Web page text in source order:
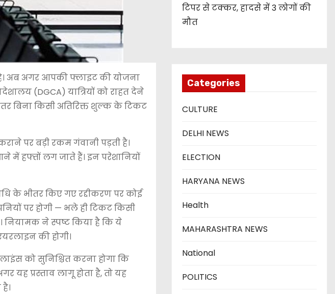
अब अगर आपकी फ्लाइट की योजना
(DGCA) यात्रियों को राहत देने
बिना किसी अतिरिक्त शुल्क के टिकट
पर बड़ी रकम गंवानी पड़ती है।
में हफ्तों लग जाते हैं। इन परेशानियों
के भीतर किए गए रद्दीकरण पर कोई
पर होगी — भले ही टिकट किसी
नियामक ने स्पष्ट किया है कि ये
की होगी।
को सुनिश्चित करना होगा कि
यह प्रस्ताव लागू होता है, तो यह
टिपर से टक्कर, हादसे में 3 लोगों की
मौत
Categories
CULTURE
DELHI NEWS
ELECTION
HARYANA NEWS
Health
MAHARASHTRA NEWS
National
POLITICS